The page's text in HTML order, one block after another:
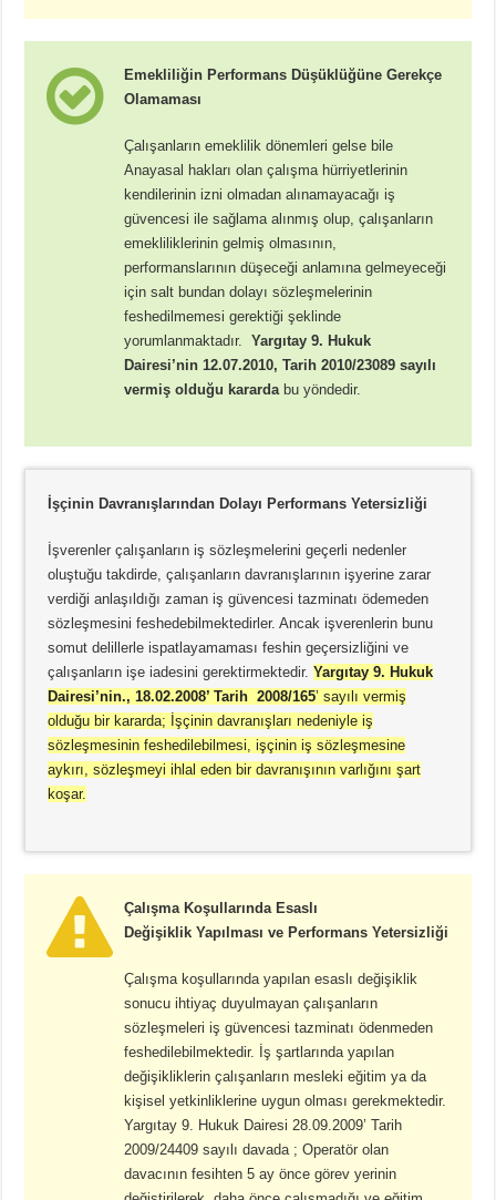
Emekliliğin Performans Düşüklüğüne Gerekçe
Olamaması
Çalışanların emeklilik dönemleri gelse bile
Anayasal hakları olan çalışma hürriyetlerinin
kendilerinin izni olmadan alınamayacağı iş
güvencesi ile sağlama alınmış olup, çalışanların
emekliliklerinin gelmiş olmasının,
performanslarının düşeceği anlamına gelmeyeceği
için salt bundan dolayı sözleşmelerinin
feshedilmemesi gerektiği şeklinde
yorumlanmaktadır.Yargıtay 9. Hukuk
Dairesi’nin 12.07.2010, Tarih 2010/23089 sayılı
vermiş olduğu karardabu yöndedir.
İşçinin Davranışlarından Dolayı PerformansYetersizliği
İşverenler çalışanların iş sözleşmelerini geçerli nedenler
oluştuğu takdirde, çalışanların davranışlarının işyerine zarar
verdiği anlaşıldığı zaman iş güvencesi tazminatı ödemeden
sözleşmesini feshedebilmektedirler. Ancak işverenlerin bunu
somut delillerle ispatlayamaması feshin geçersizliğini ve
çalışanların işe iadesini gerektirmektedir.Yargıtay 9. Hukuk
Dairesi’nin., 18.02.2008’ Tarih 2008/165’ sayılı vermiş
olduğu bir kararda; İşçinin davranışları nedeniyle iş
sözleşmesinin feshedilebilmesi, işçinin iş sözleşmesine
aykırı, sözleşmeyi ihlal eden bir davranışının varlığını şart
koşar.
Çalışma Koşullarında Esaslı
DeğişiklikYapılması ve Performans Yetersizliği
Çalışma koşullarında yapılan esaslı değişiklik
sonucu ihtiyaç duyulmayan çalışanların
sözleşmeleri iş güvencesi tazminatı ödenmeden
feshedilebilmektedir. İş şartlarında yapılan
değişikliklerin çalışanların mesleki eğitim ya da
kişisel yetkinliklerine uygun olması gerekmektedir.
Yargıtay 9. Hukuk Dairesi 28.09.2009’ Tarih
2009/24409 sayılı davada ; Operatör olan
davacının fesihten 5 ay önce görev yerinin